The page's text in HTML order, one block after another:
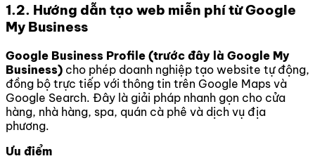
1.2. Hướng dẫn tạo web miễn phí từ Google
My Business
Google Business Profile (trước đây là Google My
Business) cho phép doanh nghiệp tạo website tự động,
đồng bộ trực tiếp với thông tin trên Google Maps và
Google Search. Đây là giải pháp nhanh gọn cho cửa
hàng, nhà hàng, spa, quán cà phê và dịch vụ địa
phương.
Ưu điểm